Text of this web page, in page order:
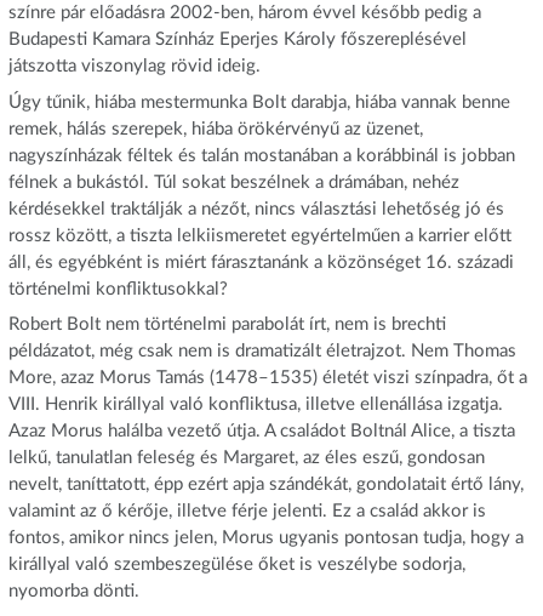
színre pár előadásra 2002-ben, három évvel később pedig a
Budapesti Kamara Színház Eperjes Károly főszereplésével
játszotta viszonylag rövid ideig.
Úgy tűnik, hiába mestermunka Bolt darabja, hiába vannak benne
remek, hálás szerepek, hiába örökérvényű az üzenet,
nagyszínházak féltek és talán mostanában a korábbinál is jobban
félnek a bukástól. Túl sokat beszélnek a drámában, nehéz
kérdésekkel traktálják a nézőt, nincs választási lehetőség jó és
rossz között, a tiszta lelkiismeretet egyértelműen a karrier előtt
áll, és egyébként is miért fárasztanánk a közönséget 16. századi
történelmi konfliktusokkal?
Robert Bolt nem történelmi parabolát írt, nem is brechti
példázatot, még csak nem is dramatizált életrajzot. Nem Thomas
More, azaz Morus Tamás (1478–1535) életét viszi színpadra, őt a
VIII. Henrik királlyal való konfliktusa, illetve ellenállása izgatja.
Azaz Morus halálba vezető útja. A családot Boltnál Alice, a tiszta
lelkű, tanulatlan feleség és Margaret, az éles eszű, gondosan
nevelt, taníttatott, épp ezért apja szándékát, gondolatait értő lány,
valamint az ő kérője, illetve férje jelenti. Ez a család akkor is
fontos, amikor nincs jelen, Morus ugyanis pontosan tudja, hogy a
királlyal való szembeszegülése őket is veszélybe sodorja,
nyomorba dönti.